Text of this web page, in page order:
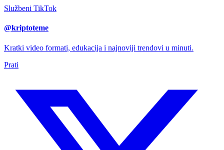
Službeni TikTok
@kriptoteme
Kratki video formati, edukacija i najnoviji trendovi u minuti.
Prati